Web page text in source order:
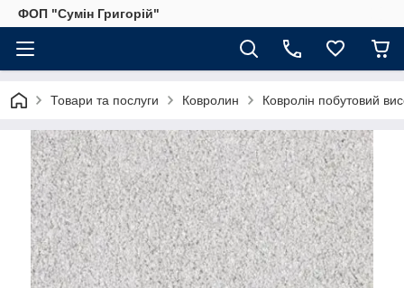
ФОП "Сумін Григорій"
Товари та послуги Ковролин Ковролін побутовий